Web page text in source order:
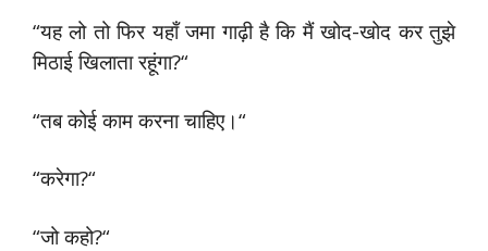
“यह लो तो फिर यहाँ जमा गाढ़ी है कि मैं खोद-खोद कर तुझे
मिठाई खिलाता रहूंगा?“
“तब कोई काम करना चाहिए।“
“करेगा?“
“जो कहो?“